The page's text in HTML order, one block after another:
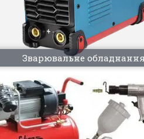
Зварювальне обладнання